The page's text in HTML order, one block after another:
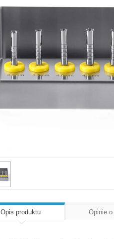
Opis produktu Opinie